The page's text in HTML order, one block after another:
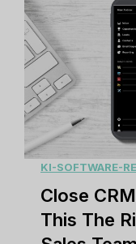
r
i
[
KI-SOFTWARE-
Close
This The